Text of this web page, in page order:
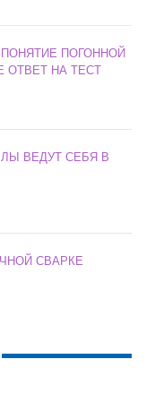
ПОГОННОЙ
ОТВЕТ НА ТЕСТ
ВЕДУТ СЕБЯ В
СВАРКЕ